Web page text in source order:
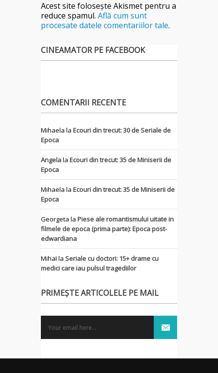
Acest site folosește Akismet pentru a
reduce spamul. Află cum sunt
procesate datele comentariilor tale.
CINEAMATOR PE FACEBOOK
COMENTARII RECENTE
Mihaela la Ecouri din trecut: 30 de Seriale de
Epoca
Angelala Ecouri din trecut: 35 de Miniserii de
Epoca
Mihaela la Ecouri din trecut: 35 de Miniserii de
Epoca
Georgeta la Piese ale romantismului uitate in
filmele de epoca (prima parte): Epoca post-
edwardiana
MihaI la Seriale cu doctori: 15+ drame cu
medici care iau pulsul tragediilor
PRIMEȘTE ARTICOLELE PE MAIL